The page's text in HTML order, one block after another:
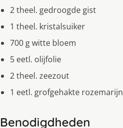
2 theel. gedroogde gist
1 theel. kristalsuiker
700 g witte bloem
5 eetl. olijfolie
2 theel. zeezout
1 eetl. grofgehakte rozemarijn
Benodigdheden